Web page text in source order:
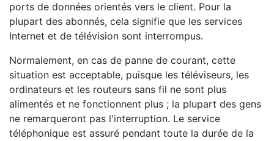
ports de données orientés vers le client. Pour la
plupart des abonnés, cela signifie que les services
Internet et de télévision sont interrompus.
Normalement, en cas de panne de courant, cette
situation est acceptable, puisque les téléviseurs, les
ordinateurs et les routeurs sans fil ne sont plus
alimentés et ne fonctionnent plus ; la plupart des gens
ne remarqueront pas l'interruption. Le service
téléphonique est assuré pendant toute la durée de la